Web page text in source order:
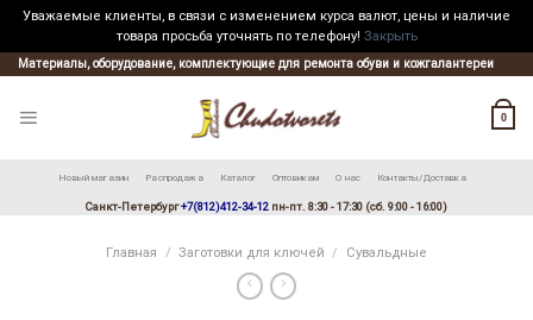
Уважаемые клиенты, в связи с изменением курса валют, цены и наличие
товара просьба уточнять по телефону! Закрыть
Skip
to
Материалы, оборудование, комплектующие для ремонта обуви и кожгалантереи
0
Новый магазин Распродажа Каталог Оптовикам О нас Контакты/Доставка
Санкт-Петербург+7(812)412-34-12 пн-пт. 8:30 - 17:30 (сб. 9:00 - 16:00)
Главная / Заготовки для ключей / Сувальдные